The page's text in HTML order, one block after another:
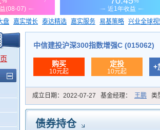
盘 嘉实增长 泰达精选 嘉实服务 易基策略 兴业全球
价值ETF
中信建投沪深300指数增强C (015062)
购买
10元起
定投
10元起
+
成立日期： 2022-07-27 基金经理： 王鹏 类
债券持仓